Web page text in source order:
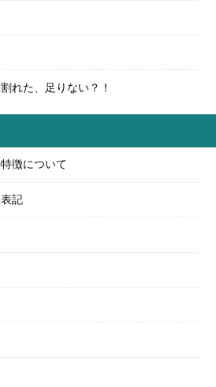
れた、足りない？！
徴について
記